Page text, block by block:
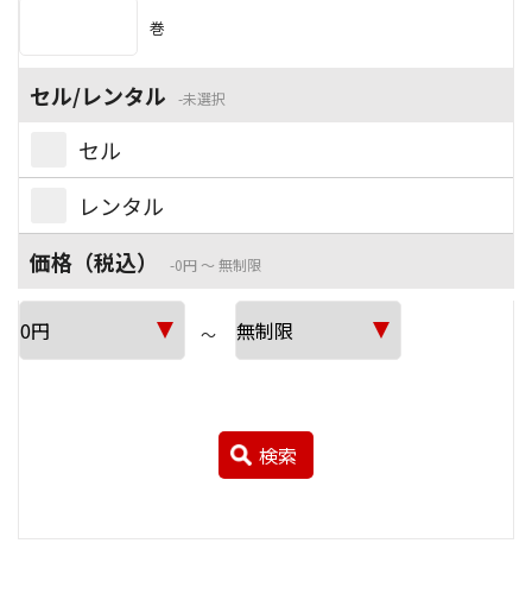
巻
セル/レンタル 未選択
セル
レンタル
価格（税込）
0円 ～ 無制限
～
検索